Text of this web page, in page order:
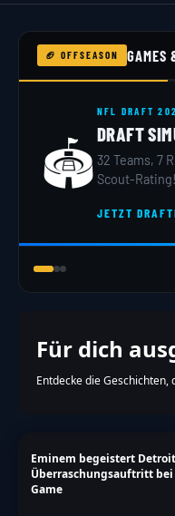
🏈 OFFSEASON
🏟️
NFL DRAFT
DRAFT
32 Teams, 7
Scout-Rating!
JETZT
Für dich
Entdecke die
Eminem begeistert
Überraschungsauftritt
Game